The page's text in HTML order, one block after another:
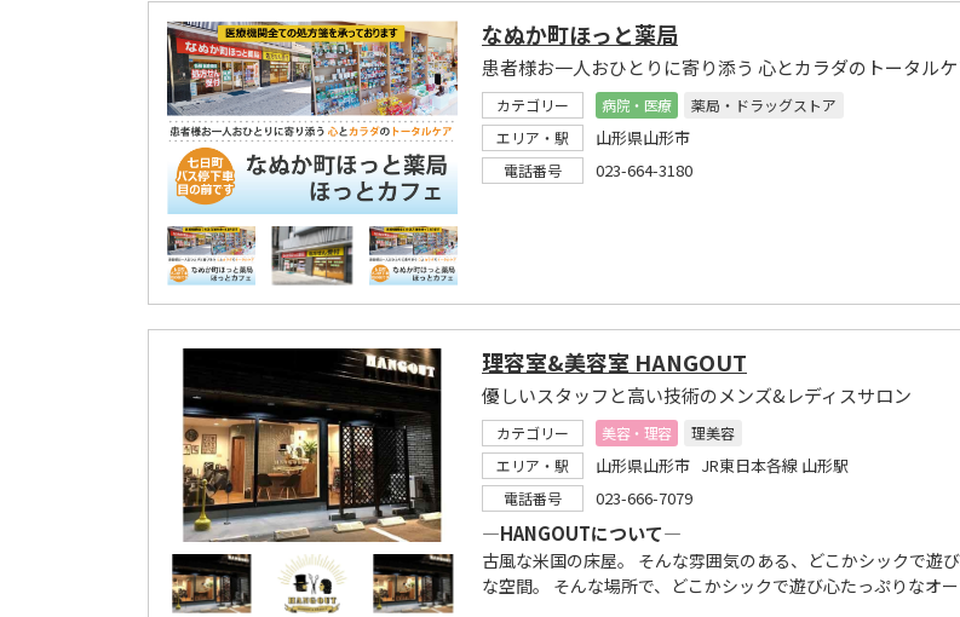
なぬか町ほっと薬局
患者様お一人おひとりに寄り添う 心とカラダのトータル
カテゴリー 病院・医療
薬局・ドラッグストア
エリア・駅
山形県山形市
電話番号 023-664-3180
理容室&美容室 HANGOUT
優しいスタッフと高い技術のメンズ&レディスサロン
カテゴリー 美容・理容
理美容
エリア・駅
山形県山形市 JR東日本各線 山形駅
電話番号 023-666-7079
―HANGOUTについて―
古風な米国の床屋。 そんな雰囲気のある、どこかシックで遊
な空間。 そんな場所で、どこかシックで遊び心たっぷりなオ